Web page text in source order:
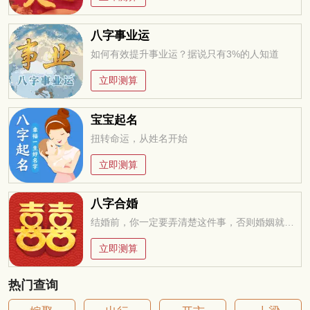
八字事业运
如何有效提升事业运？据说只有3%的人知道
立即测算
宝宝起名
扭转命运，从姓名开始
立即测算
八字合婚
结婚前，你一定要弄清楚这件事，否则婚姻就是你的坟墓
立即测算
热门查询